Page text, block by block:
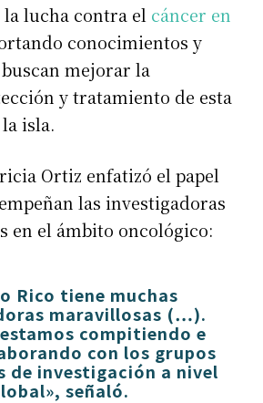
lucha contra el cáncer en
conocimientos y
mejorar la
y tratamiento de esta
isla.
Ortiz enfatizó el papel
las investigadoras
en el ámbito oncológico:
Rico tiene muchas
maravillosas (…).
compitiendo e
con los grupos
de investigación a nivel
señaló.